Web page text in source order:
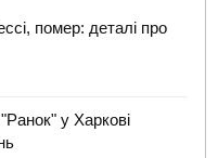
помер: деталі про
у Харкові